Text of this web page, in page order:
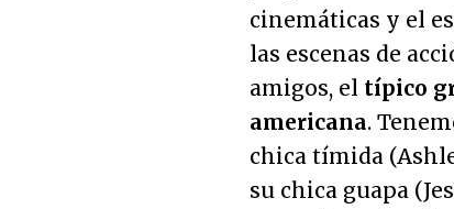
cinemáticas y el
las escenas de
amigos, el típico
americana.
chica tímida
su chica guapa